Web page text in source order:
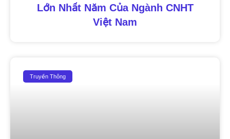
Lớn Nhất Năm Của Ngành CNHT
Việt Nam
Truyền Thông